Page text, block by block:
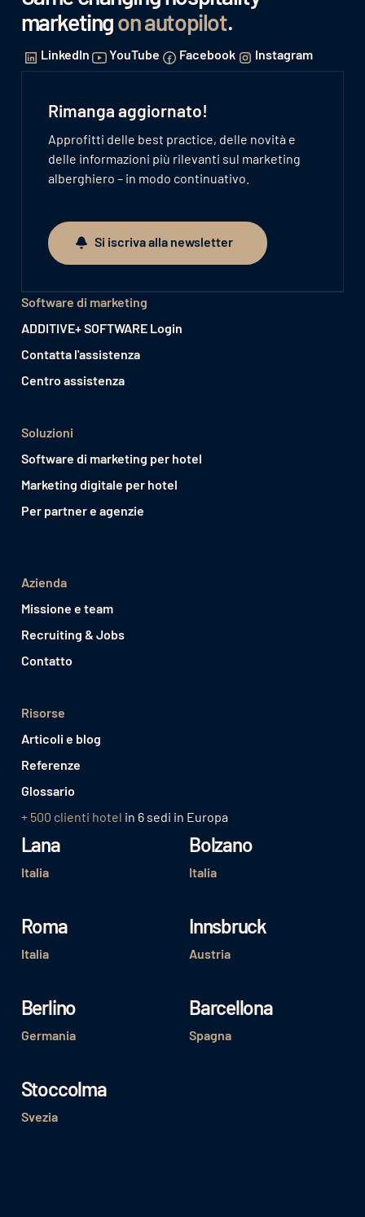
marketingon autopilot.
LinkedIn YouTube Facebook Instagram
Rimanga aggiornato!
Approfitti delle best practice, delle novità e
delle informazioni più rilevanti sul marketing
alberghiero – in modo continuativo.
Si iscriva alla newsletter
Si iscriva alla newsletter
Software di marketing
ADDITIVE+ SOFTWARE Login
Contatta l'assistenza
Centro assistenza
Soluzioni
Software di marketing per hotel
Marketing digitale per hotel
Per partner e agenzie
Azienda
Missione e team
Recruiting & Jobs
Contatto
Risorse
Articoli e blog
Referenze
Glossario
+ 500 clienti hotel in 6 sedi in Europa
Lana
Italia
Bolzano
Italia
Roma
Italia
Innsbruck
Austria
Berlino
Germania
Barcellona
Spagna
Stoccolma
Svezia